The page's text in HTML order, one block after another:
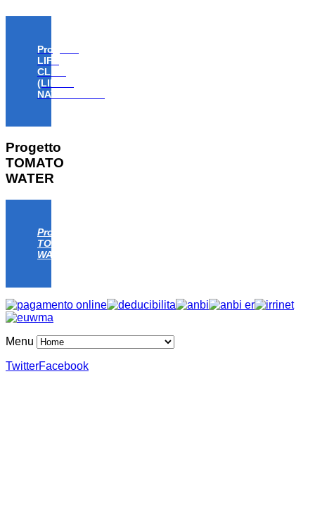
Progetto
LIFE
CLAW
(LIFE18
NAT/IT/000806)
Progetto
TOMATO
WATER
Progetto
TOMATO
WATER
Menu
TwitterFacebook